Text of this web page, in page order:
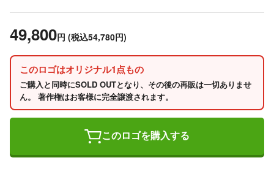
49,800円 (税込54,780円)
このロゴはオリジナル1点もの
ご購入と同時にSOLD OUTとなり、その後の再販は一切ありませ
ん。 著作権はお客様に完全譲渡されます。
このロゴを購入する